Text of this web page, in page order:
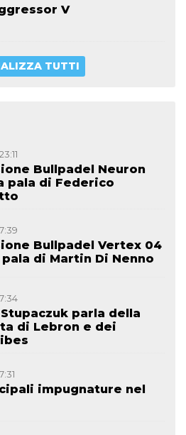
V
TUTTI
Bullpadel Neuron
pala di Federico
Bullpadel Vertex 04
pala di Martin Di Nenno
parla della
di Lebron e dei
impugnature nel